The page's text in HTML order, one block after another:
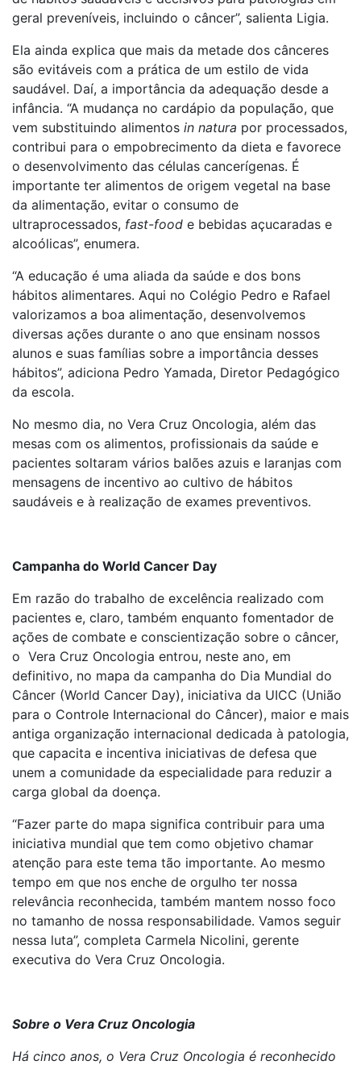
geral preveníveis, incluindo o câncer”, salienta Ligia.
Ela ainda explica que mais da metade dos cânceres
são evitáveis com a prática de um estilo de vida
saudável. Daí, a importância da adequação desde a
infância. “A mudança no cardápio da população, que
vem substituindo alimentos in natura por processados,
contribui para o empobrecimento da dieta e favorece
o desenvolvimento das células cancerígenas. É
importante ter alimentos de origem vegetal na base
da alimentação, evitar o consumo de
ultraprocessados, fast-food e bebidas açucaradas e
alcoólicas”, enumera.
“A educação é uma aliada da saúde e dos bons
hábitos alimentares. Aqui no Colégio Pedro e Rafael
valorizamos a boa alimentação, desenvolvemos
diversas ações durante o ano que ensinam nossos
alunos e suas famílias sobre a importância desses
hábitos”, adiciona Pedro Yamada, Diretor Pedagógico
da escola.
No mesmo dia, no Vera Cruz Oncologia, além das
mesas com os alimentos, profissionais da saúde e
pacientes soltaram vários balões azuis e laranjas com
mensagens de incentivo ao cultivo de hábitos
saudáveis e à realização de exames preventivos.
Campanha do World Cancer Day
Em razão do trabalho de excelência realizado com
pacientes e, claro, também enquanto fomentador de
ações de combate e conscientização sobre o câncer,
o Vera Cruz Oncologia entrou, neste ano, em
definitivo, no mapa da campanha do Dia Mundial do
Câncer (World Cancer Day), iniciativa da UICC (União
para o Controle Internacional do Câncer), maior e mais
antiga organização internacional dedicada à patologia,
que capacita e incentiva iniciativas de defesa que
unem a comunidade da especialidade para reduzir a
carga global da doença.
“Fazer parte do mapa significa contribuir para uma
iniciativa mundial que tem como objetivo chamar
atenção para este tema tão importante. Ao mesmo
tempo em que nos enche de orgulho ter nossa
relevância reconhecida, também mantem nosso foco
no tamanho de nossa responsabilidade. Vamos seguir
nessa luta”, completa Carmela Nicolini, gerente
executiva do Vera Cruz Oncologia.
Sobre o Vera Cruz Oncologia
Há cinco anos, o Vera Cruz Oncologia é reconhecido